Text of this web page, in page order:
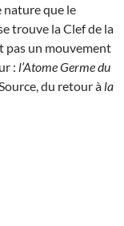
nature que le
trouve la Clef de la
pas un mouvement
: l’Atome Germe du
du retour à la